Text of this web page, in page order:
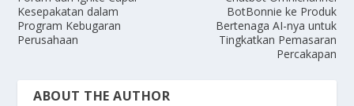
Kesepakatan dalam
Program Kebugaran
Perusahaan
BotBonnie ke Produk
Bertenaga AI-nya untuk
Tingkatkan Pemasaran
Percakapan
ABOUT THE AUTHOR